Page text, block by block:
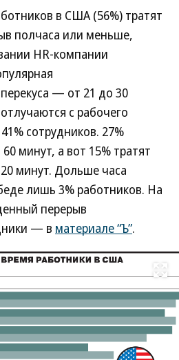
в США (56%) тратят
полчаса или меньше,
HR-компании
— от 21 до 30
с рабочего
сотрудников. 27%
минут, а вот 15% тратят
минут. Дольше часа
лишь 3% работников. На
перерыв
— в материале “Ъ”.
Развернуть